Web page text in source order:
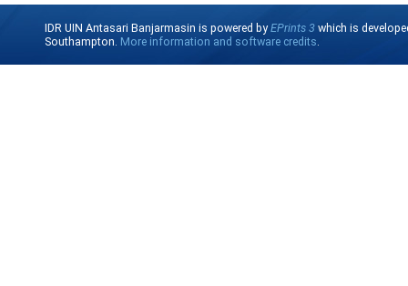
IDR UIN Antasari Banjarmasin is powered byEPrints 3 which is
Southampton. More information and software credits.